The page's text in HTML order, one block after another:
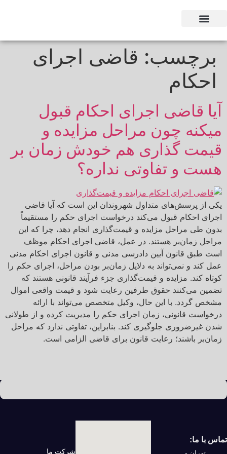
برچسب: قاضی اجرای
احکام
آیا قاضی اجرای احکام قبول
میکنه چون مراحل مزایده و
قیمت گذاری هم خودش زمان بر
هست و تفاوتی نداره؟
یکی از پرسش‌های متداول شهروندان این است که آیا قاضی
اجرای احکام قبول می‌کند درخواست اجرای حکم را مستقیماً
بدون طی مراحل مزایده و قیمت‌گذاری انجام دهد، چرا که این
مراحل زمان‌بر هستند. در عمل، قاضی اجرای احکام موظف
است طبق قانون آیین دادرسی مدنی و قانون اجرای احکام مدنی
عمل کند و نمی‌تواند به دلایل زمان‌بر بودن مراحل، اجرای حکم را
کوتاه کند. مزایده و قیمت‌گذاری جزء فرآیند قانونی هستند که
تضمین می‌کنند حقوق طرفین رعایت شود و قیمت واقعی اموال
مشخص گردد. با این حال، وکیل متخصص می‌تواند با ارائه
درخواست قانونی، زمان اجرای حکم را مدیریت کرده و از طولانی
شدن غیرضروری جلوگیری کند. بنابراین، تفاوتی ندارد که مراحل
زمان‌بر باشند؛ رعایت قانون برای قاضی الزامی است.
تماس با ما:
شرکت ما